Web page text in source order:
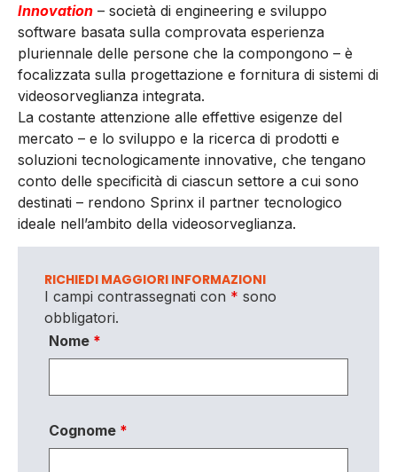
Innovation – società di engineering e sviluppo
software basata sulla comprovata esperienza
pluriennale delle persone che la compongono – è
focalizzata sulla progettazione e fornitura di sistemi di
videosorveglianza integrata.
La costante attenzione alle effettive esigenze del
mercato – e lo sviluppo e la ricerca di prodotti e
soluzioni tecnologicamente innovative, che tengano
conto delle specificità di ciascun settore a cui sono
destinati – rendono Sprinx il partner tecnologico
ideale nell’ambito della videosorveglianza.
RICHIEDI MAGGIORI INFORMAZIONI
I campi contrassegnati con * sono
obbligatori.
Nome *
Cognome *